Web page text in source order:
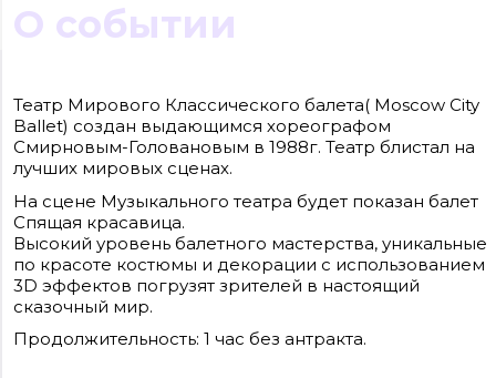
О событии
Театр Мирового Классического балета( Moscow City
Ballet) создан выдающимся хореографом
Смирновым-Головановым в 1988г. Театр блистал на
лучших мировых сценах.
На сцене Музыкального театра будет показан балет
Спящая красавица.
Высокий уровень балетного мастерства, уникальные
по красоте костюмы и декорации с использованием
3D эффектов погрузят зрителей в настоящий
сказочный мир.
Продолжительность: 1 час без антракта.
3906148636, КПП 390601001
Контакты редакции: +7(4012) 310-124, news@klops.ru. Реклама: +7 (931) 107 50 00,
reklama@klops.ru. Афиша: +7(967) 351 20 51, reklama@klops.ru
Адрес редакции и учредителя: г. Калининград, ул. Рокоссовского, 16/18, пом. I,
оф. 2
Сетевое издание "Klops.ru", регистрационный номер и дата принятия
зарегистрировано Федеральной службой по надзору в сфере связи,
информационных технологий и массовых коммуникаций (Роскомнадзор).
Учредитель: ООО "Русская медиагруппа "Западная Пресса". Главный
Фомченкова Кристина Владимировна
Материалы сайта, подписанные «CC 4.0» доступны по
лицензии Creative Commons «Attribution-ShareAlike»
(«Атрибуция — На тех же условиях») 4.0 Всемирная
Для использования остальных материалов необходимо
письменное согласие правообладателя